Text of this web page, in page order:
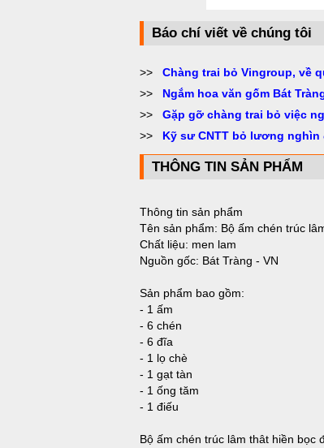
Báo chí viết về chúng tôi
>> Chàng trai bỏ Vingroup, về
>> Ngắm hoa văn gốm Bát
>> Gặp gỡ chàng trai bỏ việc
>> Kỹ sư CNTT bỏ lương nghìn
THÔNG TIN SẢN PHẨM
Thông tin sản phẩm
Tên sản phẩm: Bộ ấm chén trúc
Chất liệu: men lam
Nguồn gốc: Bát Tràng - VN
Sản phẩm bao gồm:
- 1 ấm
- 6 chén
- 6 đĩa
- 1 lọ chè
- 1 gạt tàn
- 1 ống tăm
- 1 điếu
Bộ ấm chén trúc lâm thât hiền bọc